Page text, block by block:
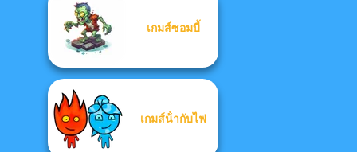
เกมส์ซอมบี้
เกมส์น้ํากับไฟ